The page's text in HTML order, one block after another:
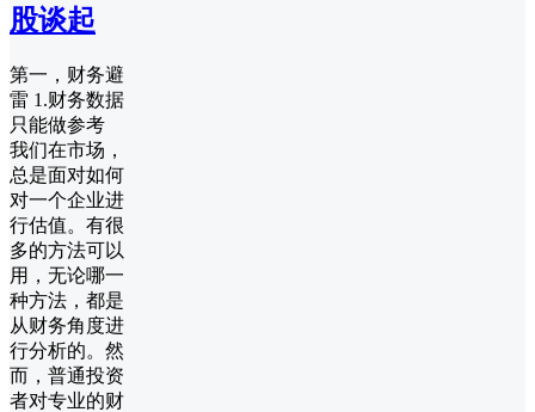
股谈起
​​第一，财务避
雷 1.财务数据
只能做参考
我们在市场，
总是面对如何
对一个企业进
行估值。有很
多的方法可以
用，无论哪一
种方法，都是
从财务角度进
行分析的。然
而，普通投资
者对专业的财